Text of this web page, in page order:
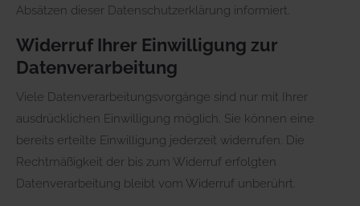
Absätzen dieser Datenschutzerklärung informiert.
Widerruf Ihrer Einwilligung zur
Datenverarbeitung
Viele Datenverarbeitungsvorgänge sind nur mit Ihrer
ausdrücklichen Einwilligung möglich. Sie können eine
bereits erteilte Einwilligung jederzeit widerrufen. Die
Rechtmäßigkeit der bis zum Widerruf erfolgten
Datenverarbeitung bleibt vom Widerruf unberührt.